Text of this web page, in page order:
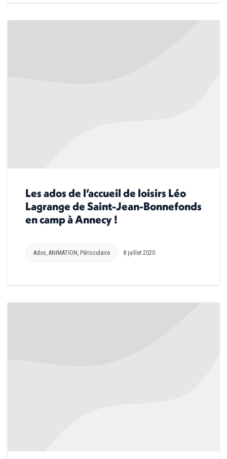
Les ados de l’accueil de loisirs Léo
Lagrange de Saint-Jean-Bonnefonds
en camp à Annecy !
Ados, ANIMATION , Périscolaire 8 juillet 2020